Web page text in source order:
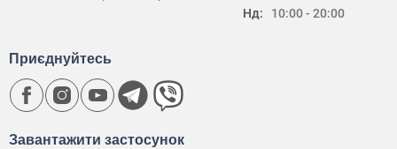
Нд:
10:00 - 20:00
Завантажити застосунок
Приєднуйтесь